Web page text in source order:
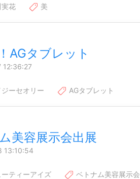
花 美
AGタブレット
12:36:27
ジーセオリー AGタブレット
美容展示会出展
13:10:54
ーティーアイズ ベトナム美容展示会